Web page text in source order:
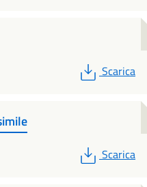
PDF
Scarica
PDF
Scarica